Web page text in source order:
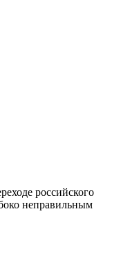
российского
неправильным